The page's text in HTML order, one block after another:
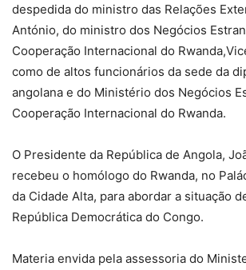
despedida do ministro das Relações
António, do ministro dos Negócios
Cooperação Internacional do
como de altos funcionários da sede da
angolana e do Ministério dos Negócios
Cooperação Internacional do Rwanda.
O Presidente da República de Angola,
recebeu o homólogo do Rwanda, no
da Cidade Alta, para abordar a situação
República Democrática do Congo.
Materia envida pela assessoria do